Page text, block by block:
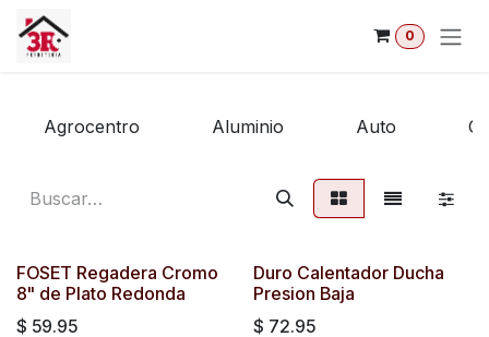
Ir al contenido
0
Agrocentro Aluminio Auto
FOSET Regadera Cromo
8" de Plato Redonda
$ 59.95
Duro Calentador Ducha
Presion Baja
$ 72.95